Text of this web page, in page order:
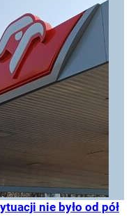
nie było od pół